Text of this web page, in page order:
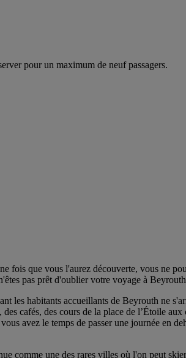
pour un maximum de neuf passagers.
fois que vous l'aurez découverte, vous ne
pas prêt d'oublier votre voyage à
les habitants accueillants de Beyrouth ne
cafés, des cours de la place de l’Étoile
avez le temps de passer une journée en
comme une des rares villes où l'on peut